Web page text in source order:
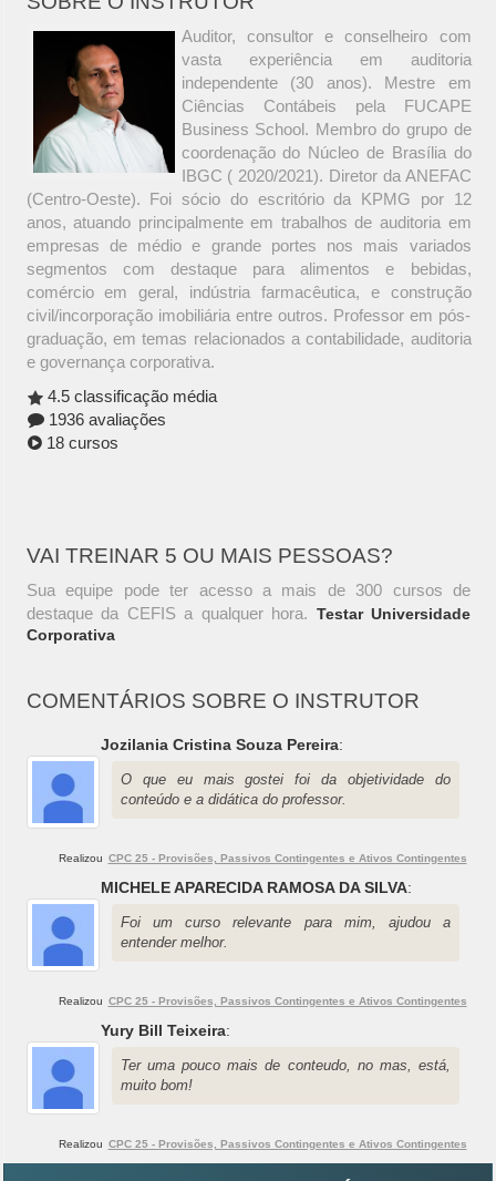
Auditor, consultor e conselheiro com
vasta experiência em auditoria
independente (30 anos). Mestre em
Ciências Contábeis pela FUCAPE
Business School. Membro do grupo de
coordenação do Núcleo de Brasília do
IBGC ( 2020/2021). Diretor da ANEFAC
(Centro-Oeste). Foi sócio do escritório da KPMG por 12
anos, atuando principalmente em trabalhos de auditoria em
empresas de médio e grande portes nos mais variados
segmentos com destaque para alimentos e bebidas,
comércio em geral, indústria farmacêutica, e construção
civil/incorporação imobiliária entre outros. Professor em pós-
graduação, em temas relacionados a contabilidade, auditoria
e governança corporativa.
4.5 classificação média
1936 avaliações
18 cursos
VAI TREINAR 5 OU MAIS PESSOAS?
Sua equipe pode ter acesso a mais de 300 cursos de
destaque da CEFIS a qualquer hora. Testar Universidade
Corporativa
COMENTÁRIOS SOBRE O INSTRUTOR
Jozilania Cristina Souza Pereira:
O que eu mais gostei foi da objetividade do
conteúdo e a didática do professor.
Realizou CPC 25 - Provisões, Passivos Contingentes e Ativos Contingentes
MICHELE APARECIDA RAMOSA DA SILVA:
Foi um curso relevante para mim, ajudou a
entender melhor.
Realizou CPC 25 - Provisões, Passivos Contingentes e Ativos Contingentes
Yury Bill Teixeira:
Ter uma pouco mais de conteudo, no mas, está,
muito bom!
Realizou CPC 25 - Provisões, Passivos Contingentes e Ativos Contingentes